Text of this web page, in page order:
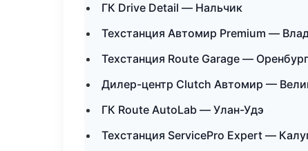
ГК Drive Detail — Нальчик
Техстанция Автомир Premium —
Техстанция Route Garage — Оренбург
Дилер-центр Clutch Автомир —
ГК Route AutoLab — Улан-Удэ
Техстанция ServicePro Expert —